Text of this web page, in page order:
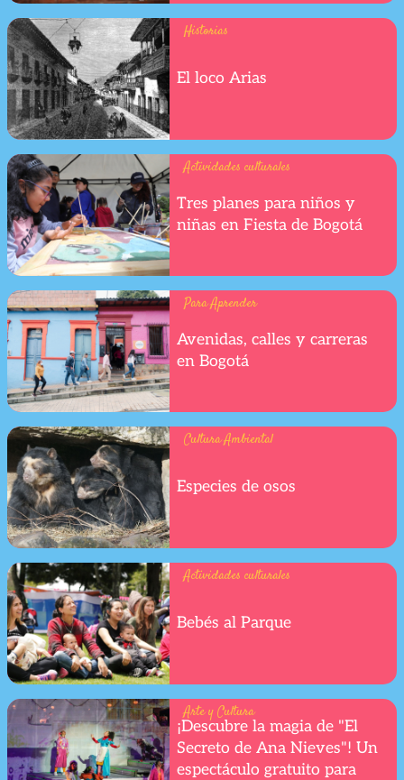
Historias
El loco Arias
Actividades culturales
Tres planes para niños y
niñas en Fiesta de Bogotá
Para Aprender
Avenidas, calles y carreras
en Bogotá
Cultura Ambiental
Especies de osos
Actividades culturales
Bebés al Parque
Arte y Cultura
¡Descubre la magia de "El
Secreto de Ana Nieves"! Un
espectáculo gratuito para